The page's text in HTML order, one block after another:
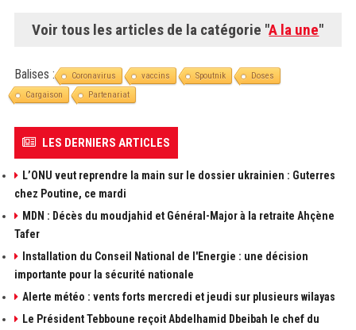
Voir tous les articles de la catégorie "A la une"
Balises : Coronavirus vaccins Spoutnik
Doses
Cargaison
Partenariat
LES DERNIERS ARTICLES
L’ONU veut reprendre la main sur le dossier ukrainien : Guterres
chez Poutine, ce mardi
MDN : Décès du moudjahid et Général-Major à la retraite Ahçène
Tafer
Installation du Conseil National de l'Energie : une décision
importante pour la sécurité nationale
Alerte météo : vents forts mercredi et jeudi sur plusieurs wilayas
Le Président Tebboune reçoit Abdelhamid Dbeibah le chef du